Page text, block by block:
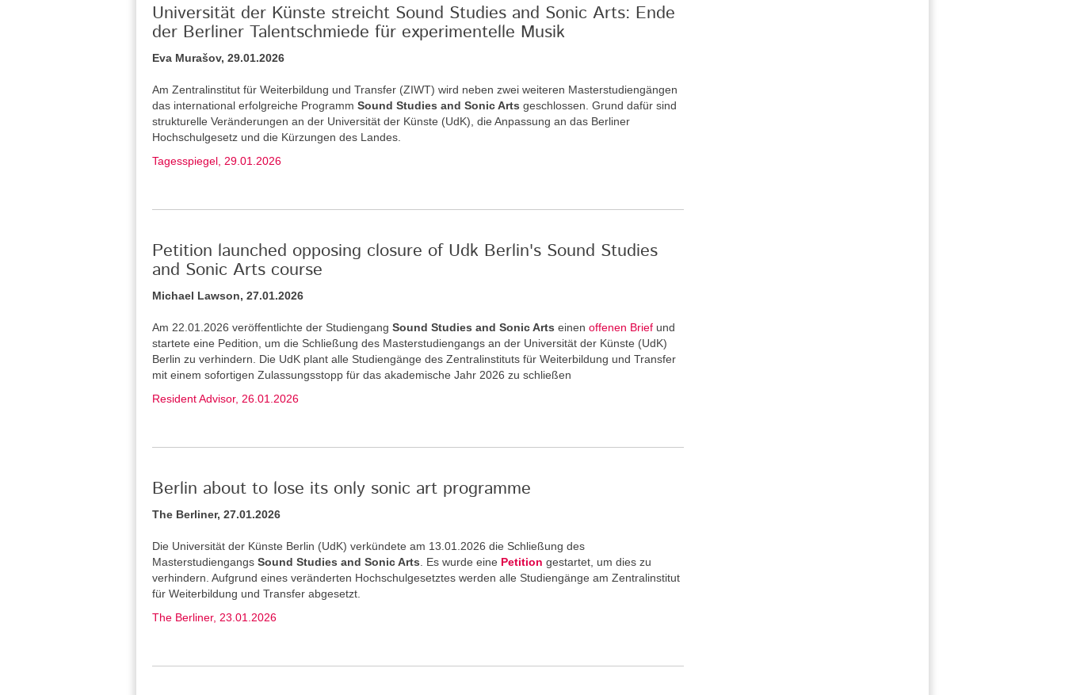
Universität der Künste streicht Sound Studies and Sonic Arts: Ende
der Berliner Talentschmiede für experimentelle Musik
Eva Murašov, 29.01.2026
Am Zentralinstitut für Weiterbildung und Transfer (ZIWT) wird neben zwei weiteren Masterstudiengängen
das international erfolgreiche Programm Sound Studies and Sonic Arts geschlossen. Grund dafür sind
strukturelle Veränderungen an der Universität der Künste (UdK), die Anpassung an das Berliner
Hochschulgesetz und die Kürzungen des Landes.
Tagesspiegel, 29.01.2026
Petition launched opposing closure of Udk Berlin's Sound Studies
and Sonic Arts course
Michael Lawson, 27.01.2026
Am 22.01.2026 veröffentlichte der Studiengang Sound Studies and Sonic Arts einen offenen Brief und
startete eine Pedition, um die Schließung des Masterstudiengangs an der Universität der Künste (UdK)
Berlin zu verhindern. Die UdK plant alle Studiengänge des Zentralinstituts für Weiterbildung und Transfer
mit einem sofortigen Zulassungsstopp für das akademische Jahr 2026 zu schließen
Resident Advisor, 26.01.2026
Berlin about to lose its only sonic art programme
The Berliner, 27.01.2026
Die Universität der Künste Berlin (UdK) verkündete am 13.01.2026 die Schließung des
Masterstudiengangs Sound Studies and Sonic Arts . Es wurde eine Petition gestartet, um dies zu
verhindern. Aufgrund eines veränderten Hochschulgesetztes werden alle Studiengänge am Zentralinstitut
für Weiterbildung und Transfer abgesetzt.
The Berliner, 23.01.2026